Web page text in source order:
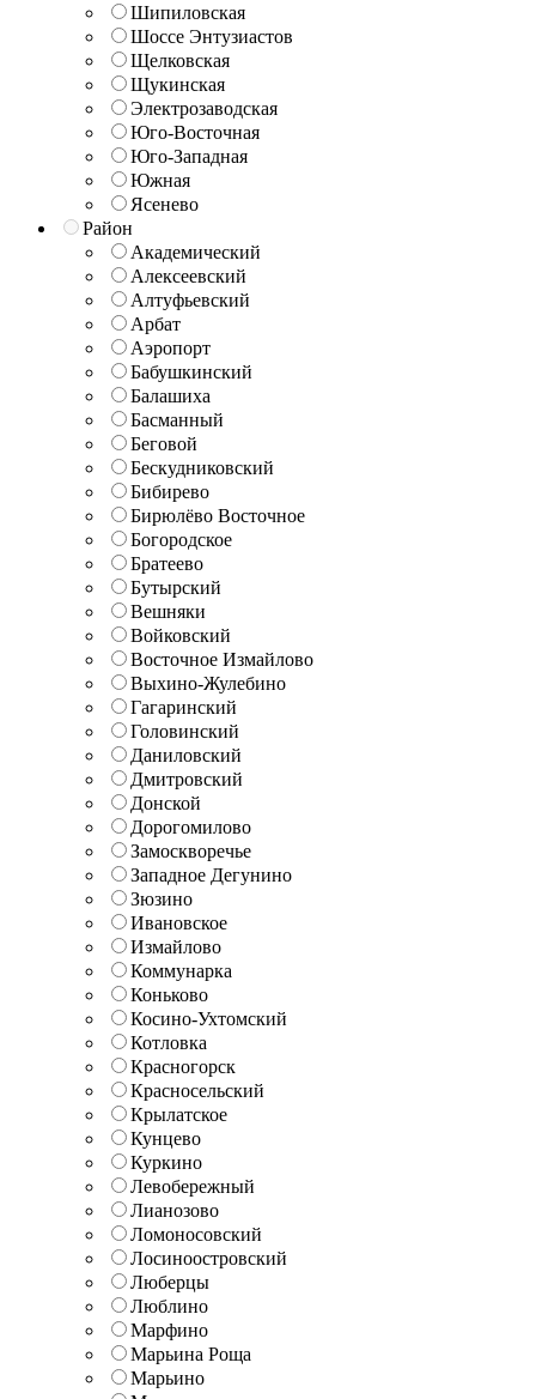
Шипиловская
Шоссе Энтузиастов
Щелковская
Щукинская
Электрозаводская
Юго-Восточная
Юго-Западная
Южная
Ясенево
Район
Академический
Алексеевский
Алтуфьевский
Арбат
Аэропорт
Бабушкинский
Балашиха
Басманный
Беговой
Бескудниковский
Бибирево
Бирюлёво Восточное
Богородское
Братеево
Бутырский
Вешняки
Войковский
Восточное Измайлово
Выхино-Жулебино
Гагаринский
Головинский
Даниловский
Дмитровский
Донской
Дорогомилово
Замоскворечье
Западное Дегунино
Зюзино
Ивановское
Измайлово
Коммунарка
Коньково
Косино-Ухтомский
Котловка
Красногорск
Красносельский
Крылатское
Кунцево
Куркино
Левобережный
Лианозово
Ломоносовский
Лосиноостровский
Люберцы
Люблино
Марфино
Марьина Роща
Марьино